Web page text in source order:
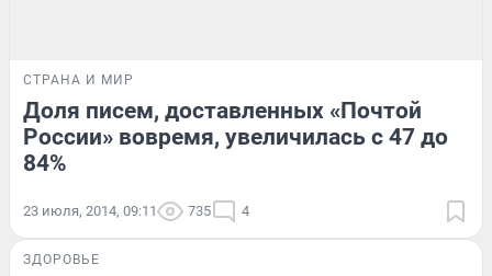
СТРАНА И МИР
Доля писем, доставленных «Почтой
России» вовремя, увеличилась с 47 до
84%
23 июля, 2014, 09:11 735 4
ЗДОРОВЬЕ